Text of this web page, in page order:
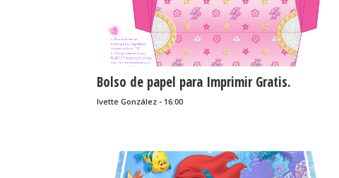
Bolso de papel para Imprimir Gratis.
Ivette González - 16:00